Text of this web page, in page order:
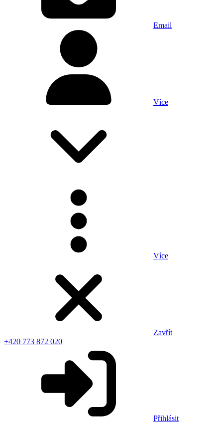
Email
Více
Více
Zavřít
+420 773 872 020
Přihlásit